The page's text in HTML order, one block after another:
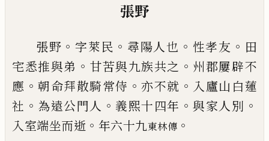
張野
張野 。 字萊民 。 尋陽人也 。 性孝友 。 田
宅悉推與弟 。 甘苦與九族共之 。 州郡屢辟不
應 。朝命拜散騎常侍 。亦不就 。 入廬山白蓮
社 。 為遠公門人 。 義熙十四年 。與家人別 。
入室端坐而逝 。 年六十九東林傳 。